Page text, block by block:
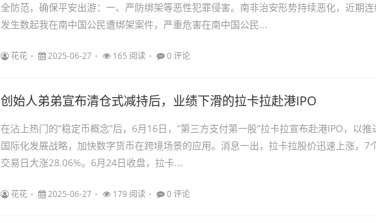
全防范，确保平安出游：一、严防绑架等恶性犯罪侵害。南非治安形势持续恶化，近期连
发生数起我在南中国公民遭绑架案件，严重危害在南中国公民...
花花 2025-06-27 165 阅读 0 评论
创始人弟弟宣布清仓式减持后，业绩下滑的拉卡拉赴港IPO
在沾上热门的“稳定币概念”后，6月16日，“第三方支付第一股”拉卡拉宣布赴港IPO，以推
国际化发展战略，加快数字货币在跨境场景的应用。消息一出，拉卡拉股价迅速上涨，7
交易日大涨28.06%。6月24日收盘，拉卡...
花花 2025-06-27 179 阅读 0 评论